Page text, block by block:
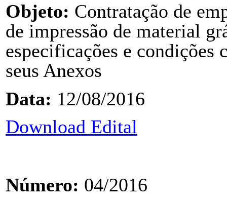
Objeto: Contratação de
de impressão de material
especificações e condições
seus Anexos
Data: 12/08/2016
Download Edital
Número: 04/2016